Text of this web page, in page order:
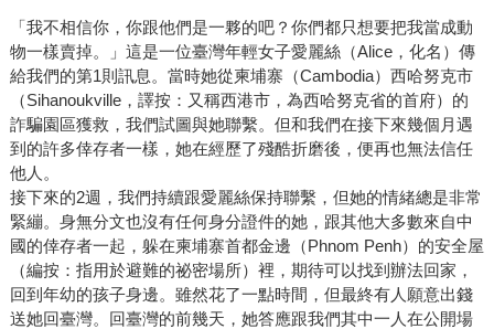
「我不相信你，你跟他們是一夥的吧？你們都只想要把我當成動
物一樣賣掉。」這是一位臺灣年輕女子愛麗絲（Alice，化名）傳
給我們的第1則訊息。當時她從柬埔寨（Cambodia）西哈努克市
（Sihanoukville，譯按：又稱西港市，為西哈努克省的首府）的
詐騙園區獲救，我們試圖與她聯繫。但和我們在接下來幾個月遇
到的許多倖存者一樣，她在經歷了殘酷折磨後，便再也無法信任
他人。
接下來的2週，我們持續跟愛麗絲保持聯繫，但她的情緒總是非常
緊繃。身無分文也沒有任何身分證件的她，跟其他大多數來自中
國的倖存者一起，躲在柬埔寨首都金邊（Phnom Penh）的安全屋
（編按：指用於避難的祕密場所）裡，期待可以找到辦法回家，
回到年幼的孩子身邊。雖然花了一點時間，但最終有人願意出錢
送她回臺灣。回臺灣的前幾天，她答應跟我們其中一人在公開場